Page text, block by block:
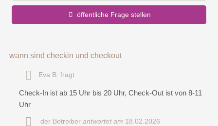
öffentliche Frage stellen
Name
E-Mail-Adresse (wird nicht veröffentlicht)
wann sind checkin und checkout
Eva B. fragt
Check-In ist ab 15 Uhr bis 20 Uhr, Check-Out ist von 8-11
Uhr
der Betreiber antwortet am 18.02.2026